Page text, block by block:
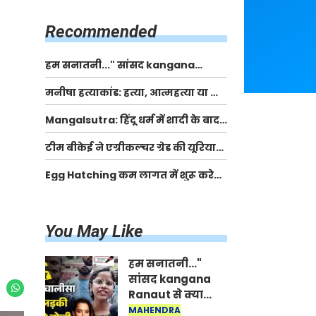
Recommended
हम सनातनी..." सांसद kangana
Ranaut से क्या बोली लड़की? Viral
Jantar-Mantar | CJP protest
मनीषा हत्याकांड: हत्या, आत्महत्या या कोई बड़ा राज?
| Full Story | Josh Haryana
Mangalsutra: हिंदू धर्म में शादी के बाद
मंगलसूत्र क्यों पहनती है महिलाएं, किसने
शुरु की ये परंपरा
टीम बीकेई ने एग्रीकल्चर ग्रेड की यूरिया
खाद गट्टों में बदलकर टेक्निकल ग्रेड में
बेचने वालों पर करवाई कार्रवाई:
Egg Hatching कम लागत में शुरू करे
You May Like
हम सनातनी..."
सांसद kangana
Ranaut से क्या
बोली लड़की? Viral
MAHENDRA